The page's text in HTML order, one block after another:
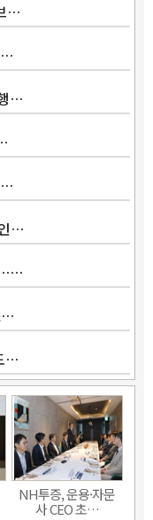
…
…
…
…
…
…
NH투증, 운용·자문
사 CEO 초…